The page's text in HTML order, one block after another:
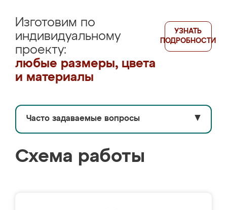
Изготовим по
индивидуальному
проекту:
любые размеры, цвета
и материалы
УЗНАТЬ
ПОДРОБНОСТИ
Часто задаваемые вопросы ▼
Схема работы